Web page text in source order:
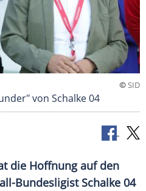
©SID
von Schalke 04
die Hoffnung auf den
Bundesligist Schalke 04